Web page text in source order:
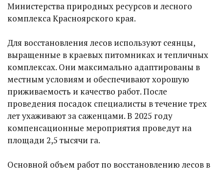
Министерства природных ресурсов и лесного
комплекса Красноярского края.
Для восстановления лесов используют сеянцы,
выращенные в краевых питомниках и тепличных
комплексах. Они максимально адаптированы в
местным условиям и обеспечивают хорошую
приживаемость и качество работ. После
проведения посадок специалисты в течение трех
лет ухаживают за саженцами. В 2025 году
компенсационные мероприятия проведут на
площади 2,5 тысячи га.
Основной объем работ по восстановлению лесов в